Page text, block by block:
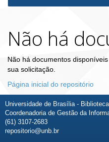
Não há
Não há documentos
sua solicitação.
Página inicial do repositório
Universidade de Brasília -
Coordenadoria de Gestão da
(61) 3107-2683
repositorio@unb.br